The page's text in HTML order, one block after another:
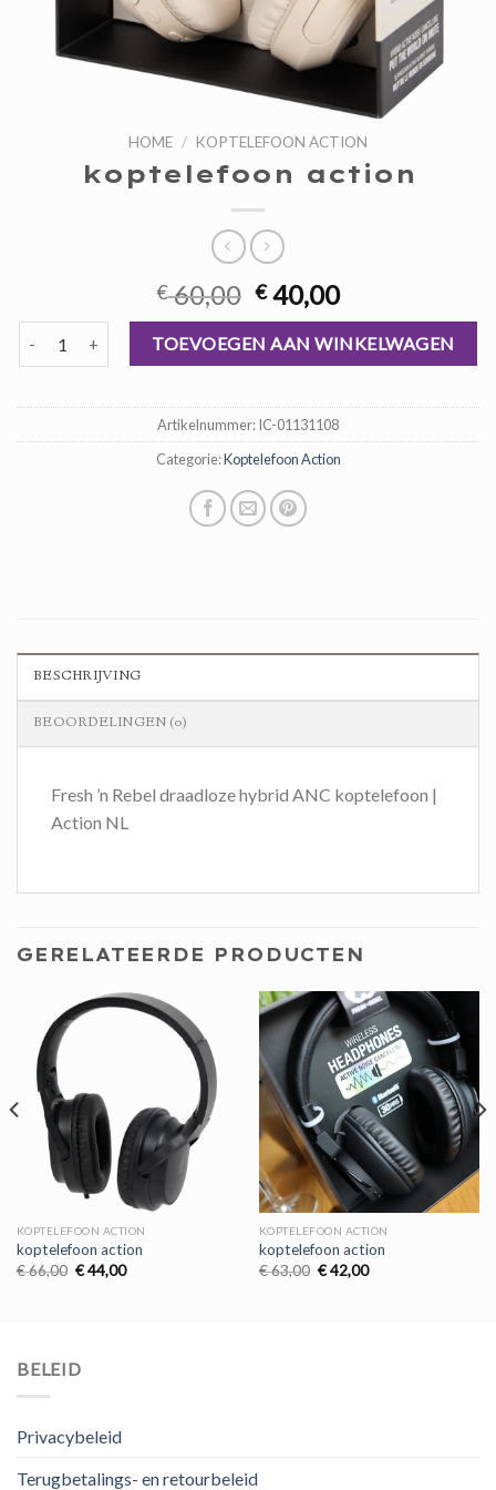
HOME / KOPTELEFOON ACTION
koptelefoon action
€60,00 Oorspronkelijke
prijs
was:
€ 60,00.
€40,00Huidige
prijs
is:
€ 40,00.
koptelefoon action aantalTOEVOEGEN AAN WINKELWAGEN
Artikelnummer:IC-01131108
Categorie:Koptelefoon Action
BESCHRIJVING
BEOORDELINGEN (0)
Fresh ’n Rebel draadloze hybrid ANC koptelefoon |
Action NL
GERELATEERDE PRODUCTEN
KOPTELEFOON ACTION
koptelefoon action
€66,00 Oorspronkelijke
€44,00Huidige
KOPTELEFOON ACTION
koptelefoon action
€63,00 Oorspronkelijke
€42,00Huidige
BELEID
Privacybeleid
Terugbetalings- en retourbeleid